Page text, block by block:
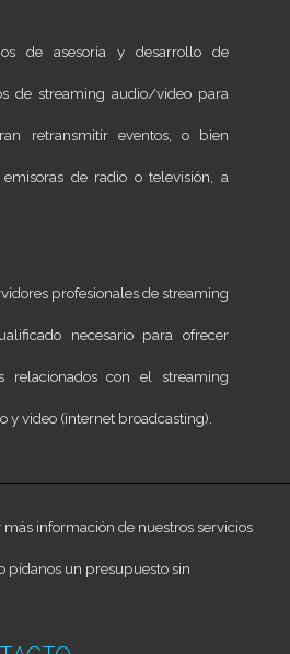
de asesoría y desarrollo de
de streaming audio/video para
retransmitir eventos, o bien
de radio o televisión, a
profesionales de streaming
necesario para ofrecer
relacionados con el streaming
y video (internet broadcasting).
información de nuestros servicios
pídanos un presupuesto sin